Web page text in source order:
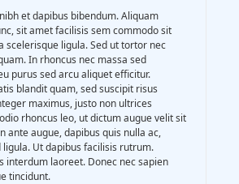
et dapibus bibendum. Aliquam
sit amet facilisis sem commodo sit
scelerisque ligula. Sed ut tortor nec
In rhoncus nec massa sed
purus sed arcu aliquet efficitur.
blandit quam, sed suscipit risus
maximus, justo non ultrices
rhoncus leo, ut dictum augue velit sit
ante augue, dapibus quis nulla ac,
Ut dapibus facilisis rutrum.
interdum laoreet. Donec nec sapien
tincidunt.